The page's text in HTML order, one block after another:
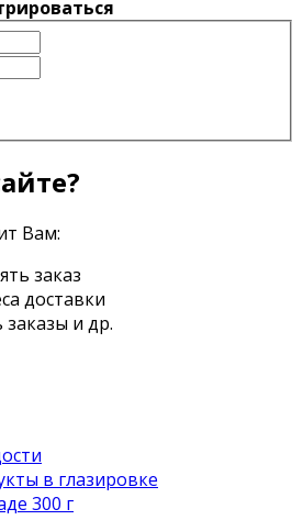
Вам:
заказ
доставки
и др.
в глазировке
300 г